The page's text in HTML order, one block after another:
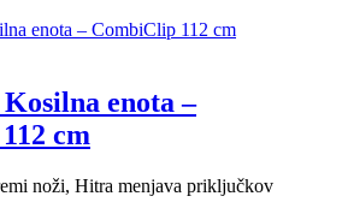
enota –
cm
noži, Hitra menjava priključkov